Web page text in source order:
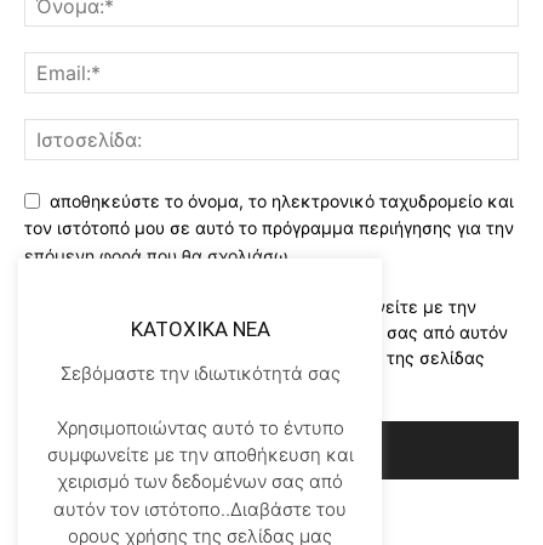
αποθηκεύστε το όνομα, το ηλεκτρονικό ταχυδρομείο και
τον ιστότοπό μου σε αυτό το πρόγραμμα περιήγησης για την
επόμενη φορά που θα σχολιάσω.
Χρησιμοποιώντας αυτό το έντυπο συμφωνείτε με την
αποθήκευση και χειρισμό των δεδομένων σας από αυτόν
τον ιστότοπο..Διαβάστε του ορους χρήσης της σελίδας
μας*
KATOXIKA NEA
Σεβόμαστε την ιδιωτικότητά σας
Χρησιμοποιώντας αυτό το έντυπο
συμφωνείτε με την αποθήκευση και
χειρισμό των δεδομένων σας από
αυτόν τον ιστότοπο..Διαβάστε του
ορους χρήσης της σελίδας μας